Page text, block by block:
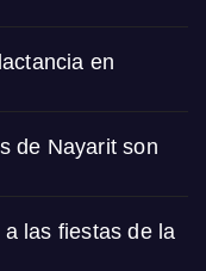
en
de Nayarit son
las fiestas de la